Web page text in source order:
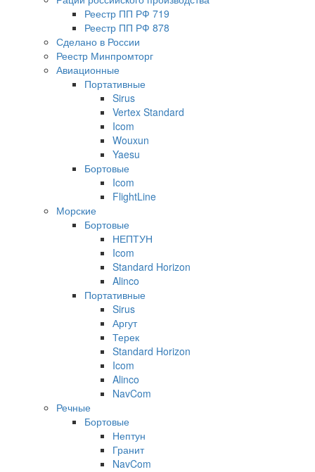
Реестр ПП РФ 719
Реестр ПП РФ 878
Сделано в России
Реестр Минпромторг
Авиационные
Портативные
Sirus
Vertex Standard
Icom
Wouxun
Yaesu
Бортовые
Icom
FlightLine
Морские
Бортовые
НЕПТУН
Icom
Standard Horizon
Alinco
Портативные
Sirus
Аргут
Терек
Standard Horizon
Icom
Alinco
NavCom
Речные
Бортовые
Нептун
Гранит
NavCom